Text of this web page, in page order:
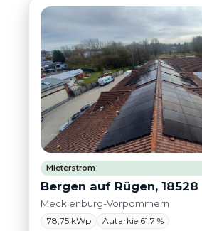
Mieterstrom
Bergen auf Rügen, 18528
Mecklenburg-Vorpommern
78,75 kWp Autarkie 61,7 %